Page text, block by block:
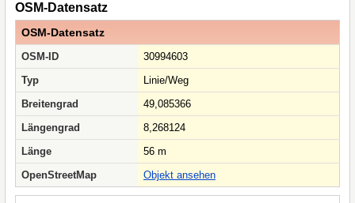
OSM-Datensatz
OSM-Datensatz
OSM-ID
30994603
Typ
Linie/Weg
Breitengrad
49,085366
Längengrad
8,268124
Länge
56 m
OpenStreetMap
Objekt ansehen